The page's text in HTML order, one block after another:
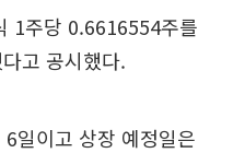
1주당 0.6616554주를
고 공시했다.
일이고 상장 예정일은